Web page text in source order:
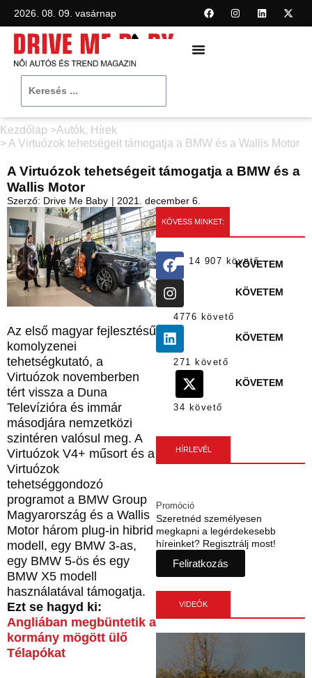
2026. 08. 09. vasárnap
Kezdőlap >Autók, Hírek
> A Virtuózok tehetségeit támogatja a BMW és a Wallis Motor
A Virtuózok tehetségeit támogatja a BMW és a
Wallis Motor
Szerző: Drive Me Baby | 2021. december 6.
Az első magyar fejlesztésű
komolyzenei
tehetségkutató, a
Virtuózok novemberben
tért vissza a Duna
Televízióra és immár
másodjára nemzetközi
szintéren valósul meg. A
Virtuózok V4+ műsort és a
Virtuózok
tehetséggondozó
programot a BMW Group
Magyarország és a Wallis
Motor három plug-in hibrid
modell, egy BMW 3-as,
egy BMW 5-ös és egy
BMW X5 modell
használatával támogatja.
Ezt se hagyd ki:
Angliában megbüntetik a
kormány mögött ülő
Télapókat
KÖVESS MINKET:
14 907 követőKÖVETEM
4776 követő
KÖVETEM
271 követő
KÖVETEM
34 követő
KÖVETEM
HÍRLEVÉL
Szeretnéd személyesen
megkapni a legérdekesebb
híreinket? Regisztrálj most!
Feliratkozás
Promóció
VIDEÓK